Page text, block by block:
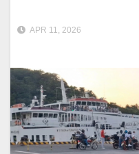
APR 11, 2026